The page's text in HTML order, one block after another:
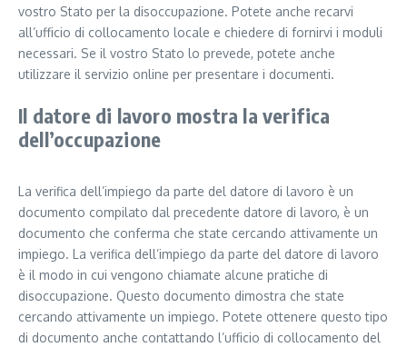
vostro Stato per la disoccupazione. Potete anche recarvi
all’ufficio di collocamento locale e chiedere di fornirvi i moduli
necessari. Se il vostro Stato lo prevede, potete anche
utilizzare il servizio online per presentare i documenti.
Il datore di lavoro mostra la verifica
dell’occupazione
La verifica dell’impiego da parte del datore di lavoro è un
documento compilato dal precedente datore di lavoro, è un
documento che conferma che state cercando attivamente un
impiego. La verifica dell’impiego da parte del datore di lavoro
è il modo in cui vengono chiamate alcune pratiche di
disoccupazione. Questo documento dimostra che state
cercando attivamente un impiego. Potete ottenere questo tipo
di documento anche contattando l’ufficio di collocamento del